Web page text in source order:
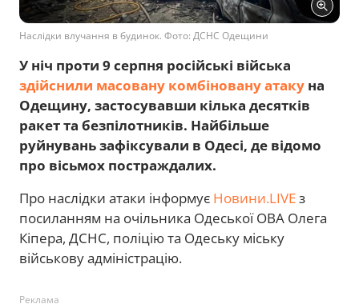
Наслідки влучання в будинок. Фото: ДСНС Одещини
У ніч проти 9 серпня російські війська
здійснили масовану комбіновану атаку на
Одещину, застосувавши кілька десятків
ракет та безпілотників. Найбільше
руйнувань зафіксували в Одесі, де відомо
про вісьмох постраждалих.
Про наслідки атаки інформує Новини.LIVEз
посиланням на очільника Одеської ОВА Олега
Кіпера, ДСНС, поліцію та Одеську міську
військову адміністрацію.
Реклама